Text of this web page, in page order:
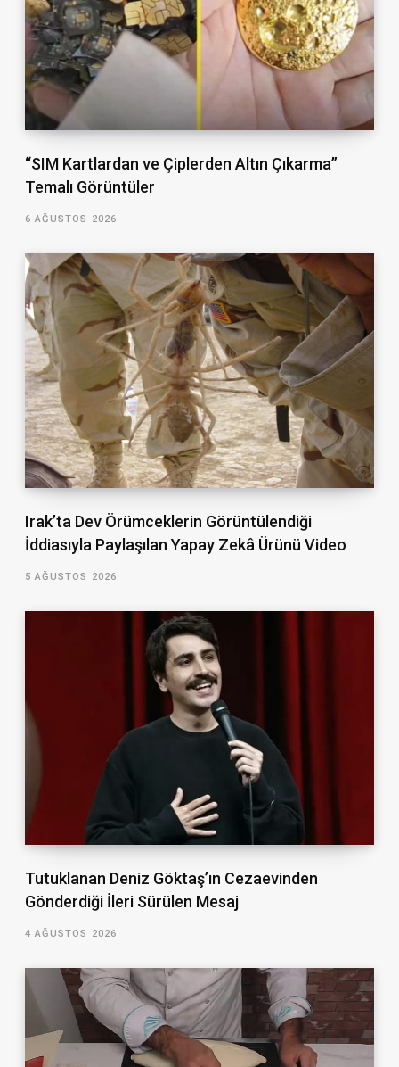
“SIM Kartlardan ve Çiplerden Altın Çıkarma”
Temalı Görüntüler
6 AĞUSTOS 2026
Irak’ta Dev Örümceklerin Görüntülendiği
İddiasıyla Paylaşılan Yapay Zekâ Ürünü Video
5 AĞUSTOS 2026
Tutuklanan Deniz Göktaş’ın Cezaevinden
Gönderdiği İleri Sürülen Mesaj
4 AĞUSTOS 2026